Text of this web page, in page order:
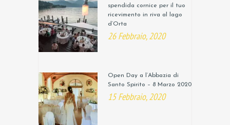
spendida cornice per il tuo
ricevimento in riva al lago
d’Orta
26 Febbraio, 2020
Open Day a l’Abbazia di
Santo Spirito – 8 Marzo 2020
15 Febbraio, 2020